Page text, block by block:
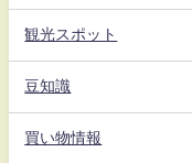
観光スポット
豆知識
買い物情報